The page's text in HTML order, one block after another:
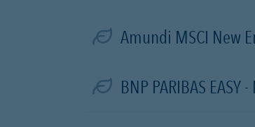
Amundi MSCI New
BNP PARIBAS EASY